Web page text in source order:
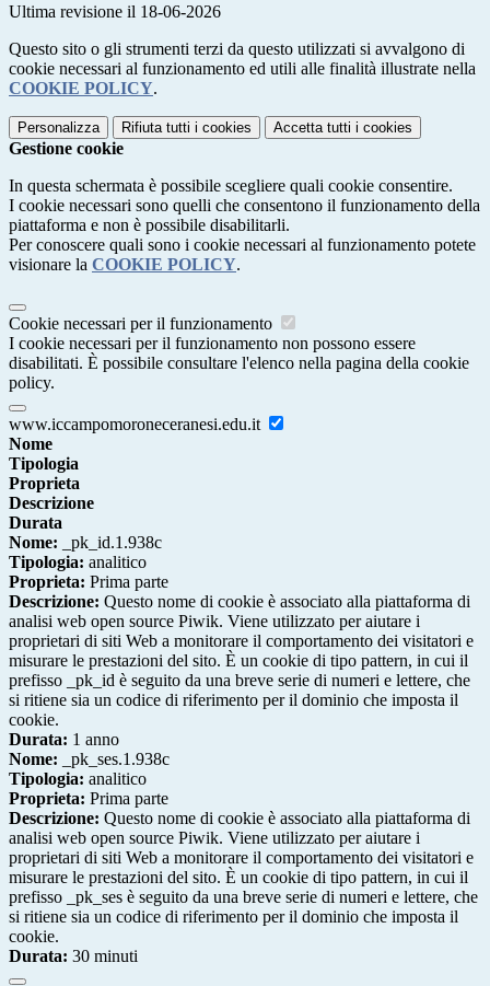
Ultima revisione il 18-06-2026
Questo sito o gli strumenti terzi da questo utilizzati si avvalgono di
cookie necessari al funzionamento ed utili alle finalità illustrate nella
COOKIE POLICY.
Personalizza Rifiuta tutti i cookies Accetta tutti i cookies
Gestione cookie
In questa schermata è possibile scegliere quali cookie consentire.
I cookie necessari sono quelli che consentono il funzionamento della
piattaforma e non è possibile disabilitarli.
Per conoscere quali sono i cookie necessari al funzionamento potete
visionare la COOKIE POLICY.
Cookie necessari per il funzionamento
I cookie necessari per il funzionamento non possono essere
disabilitati. È possibile consultare l'elenco nella pagina della cookie
policy.
www.iccampomoroneceranesi.edu.it
Nome
Tipologia
Proprieta
Descrizione
Durata
Nome: _pk_id.1.938c
Tipologia: analitico
Proprieta: Prima parte
Descrizione: Questo nome di cookie è associato alla piattaforma di
analisi web open source Piwik. Viene utilizzato per aiutare i
proprietari di siti Web a monitorare il comportamento dei visitatori e
misurare le prestazioni del sito. È un cookie di tipo pattern, in cui il
prefisso _pk_id è seguito da una breve serie di numeri e lettere, che
si ritiene sia un codice di riferimento per il dominio che imposta il
cookie.
Durata: 1 anno
Nome: _pk_ses.1.938c
Tipologia: analitico
Proprieta: Prima parte
Descrizione: Questo nome di cookie è associato alla piattaforma di
analisi web open source Piwik. Viene utilizzato per aiutare i
proprietari di siti Web a monitorare il comportamento dei visitatori e
misurare le prestazioni del sito. È un cookie di tipo pattern, in cui il
prefisso _pk_ses è seguito da una breve serie di numeri e lettere, che
si ritiene sia un codice di riferimento per il dominio che imposta il
cookie.
Durata: 30 minuti